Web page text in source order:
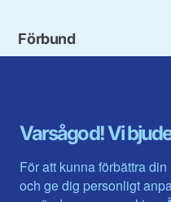
Varsågod! Vi
För att kunna förbättra
och ge dig personligt
Förbund
Gävleborg
Halland
Jämtlands län
Jönköpings län